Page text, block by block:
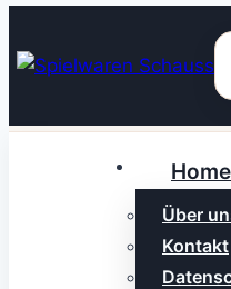
Inhalt
springen
Home
Über
Kontakt